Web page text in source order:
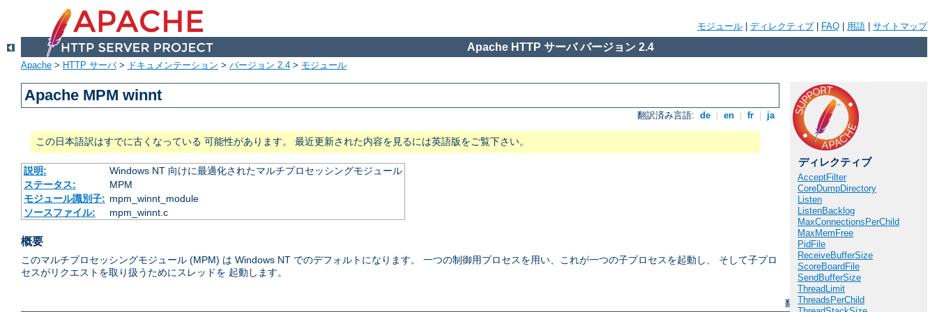
モジュール ディレクティブ FAQ 用語 サイトマップ
Apache HTTP サーバ バージョン 2.4
Apache > HTTP サーバ> ドキュメンテーション > バージョン 2.4 > モジュール
Apache MPM winnt
翻訳済み言語: de en fr ja
この日本語訳はすでに古くなっている 可能性があります。 最近更新された内容を見るには英語版をご覧下さい。
説明:
Windows NT 向けに最適化されたマルチプロセッシングモジュール
ステータス:
MPM
モジュール識別子: mpm_winnt_module
ソースファイル:
mpm_winnt.c
概要
このマルチプロセッシングモジュール (MPM) は Windows NT でのデフォルトになります。 一つの制御用プロセスを用い、これが一つの子プロセスを起動し、 そして子プロ
セスがリクエストを取り扱うためにスレッドを 起動します。
ディレクティブ
AcceptFilter
CoreDumpDirectory
Listen
ListenBacklog
MaxConnectionsPerChild
MaxMemFree
PidFile
ReceiveBufferSize
ScoreBoardFile
SendBufferSize
ThreadLimit
ThreadsPerChild
翻訳済み言語:de|